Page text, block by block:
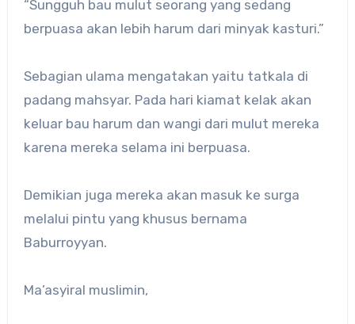
“Sungguh bau mulut seorang yang sedang
berpuasa akan lebih harum dari minyak kasturi.”
Sebagian ulama mengatakan yaitu tatkala di
padang mahsyar. Pada hari kiamat kelak akan
keluar bau harum dan wangi dari mulut mereka
karena mereka selama ini berpuasa.
Demikian juga mereka akan masuk ke surga
melalui pintu yang khusus bernama
Baburroyyan.
Ma’asyiral muslimin,